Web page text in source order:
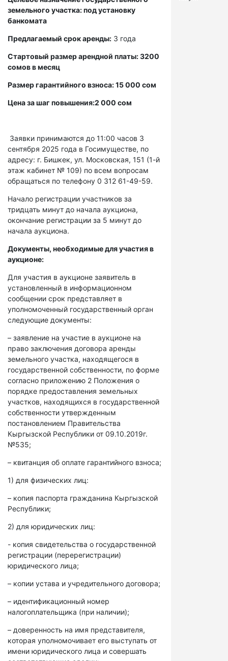
земельного участка: под установку
банкомата
Предлагаемый срок аренды: 3 года
Стартовый размер арендной платы: 3200
сомов в месяц
Размер гарантийного взноса: 15 000 сом
Цена за шаг повышения:2 000 сом
Заявки принимаются до 11:00 часов 3
сентября 2025 года в Госимуществе, по
адресу: г. Бишкек, ул. Московская, 151 (1-й
этаж кабинет № 109) по всем вопросам
обращаться по телефону 0 312 61-49-59.
Начало регистрации участников за
тридцать минут до начала аукциона,
окончание регистрации за 5 минут до
начала аукциона.
Документы, необходимые для участия в
аукционе:
Для участия в аукционе заявитель в
установленный в информационном
сообщении срок представляет в
уполномоченный государственный орган
следующие документы:
– заявление на участие в аукционе на
право заключения договора аренды
земельного участка, находящегося в
государственной собственности, по форме
согласно приложению 2 Положения о
порядке предоставления земельных
участков, находящихся в государственной
собственности утвержденным
постановлением Правительства
Кыргызской Республики от 09.10.2019г.
№535;
– квитанция об оплате гарантийного взноса;
1) для физических лиц:
– копия паспорта гражданина Кыргызской
Республики;
2) для юридических лиц:
- копия свидетельства о государственной
регистрации (перерегистрации)
юридического лица;
– копии устава и учредительного договора;
– идентификационный номер
налогоплательщика (при наличии);
– доверенность на имя представителя,
которая уполномочивает его выступать от
имени юридического лица и совершать